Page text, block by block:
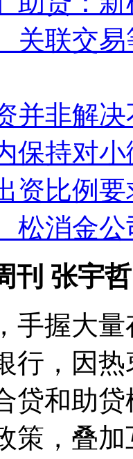
关联交
并非解
保持对
资比例
松消金
张宇哲
握大量
行，因
贷和助
策，叠